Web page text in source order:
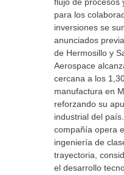
para los
inversiones se
anunciados
de Hermosillo y
Aerospace
cercana a los
manufactura en
reforzando su
industrial del
compañía opera
ingeniería de
trayectoria,
el desarrollo